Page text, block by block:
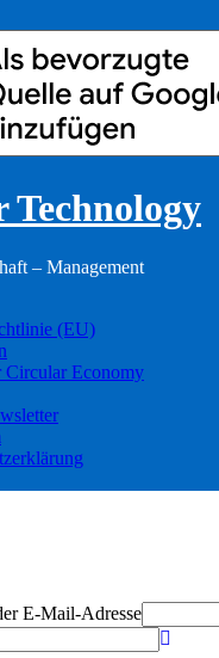
– Management
(EU)
Circular Economy
E-Mail-Adresse